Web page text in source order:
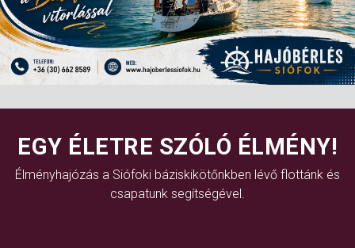
EGY ÉLETRE SZÓLÓ ÉLMÉNY!
Élményhajózás a Siófoki báziskikötőnkben lévő flottánk és
csapatunk segítségével.